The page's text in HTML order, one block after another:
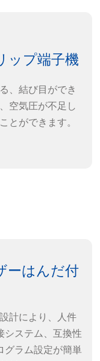
好で、任意の針を
性を検査可能
ップ端子機
、結び目ができ
空気圧が不足し
とができます。
ーはんだ付
計により、人件
システム、互換性
グラム設定が簡単